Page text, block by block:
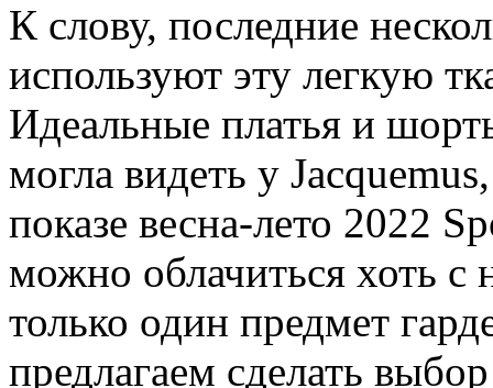
К слову, последние
используют эту легкую
Идеальные платья и
могла видеть у
показе весна-лето 2022
можно облачиться хоть
только один предмет
предлагаем сделать